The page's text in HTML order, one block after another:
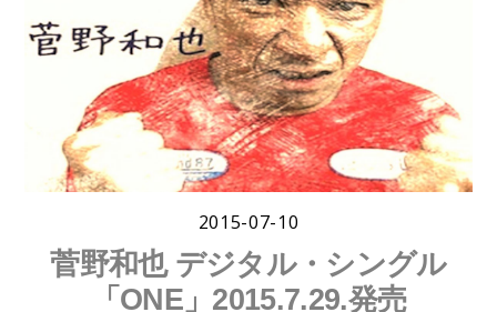
2015-07-10
菅野和也 デジタル・シングル
「ONE」2015.7.29.発売